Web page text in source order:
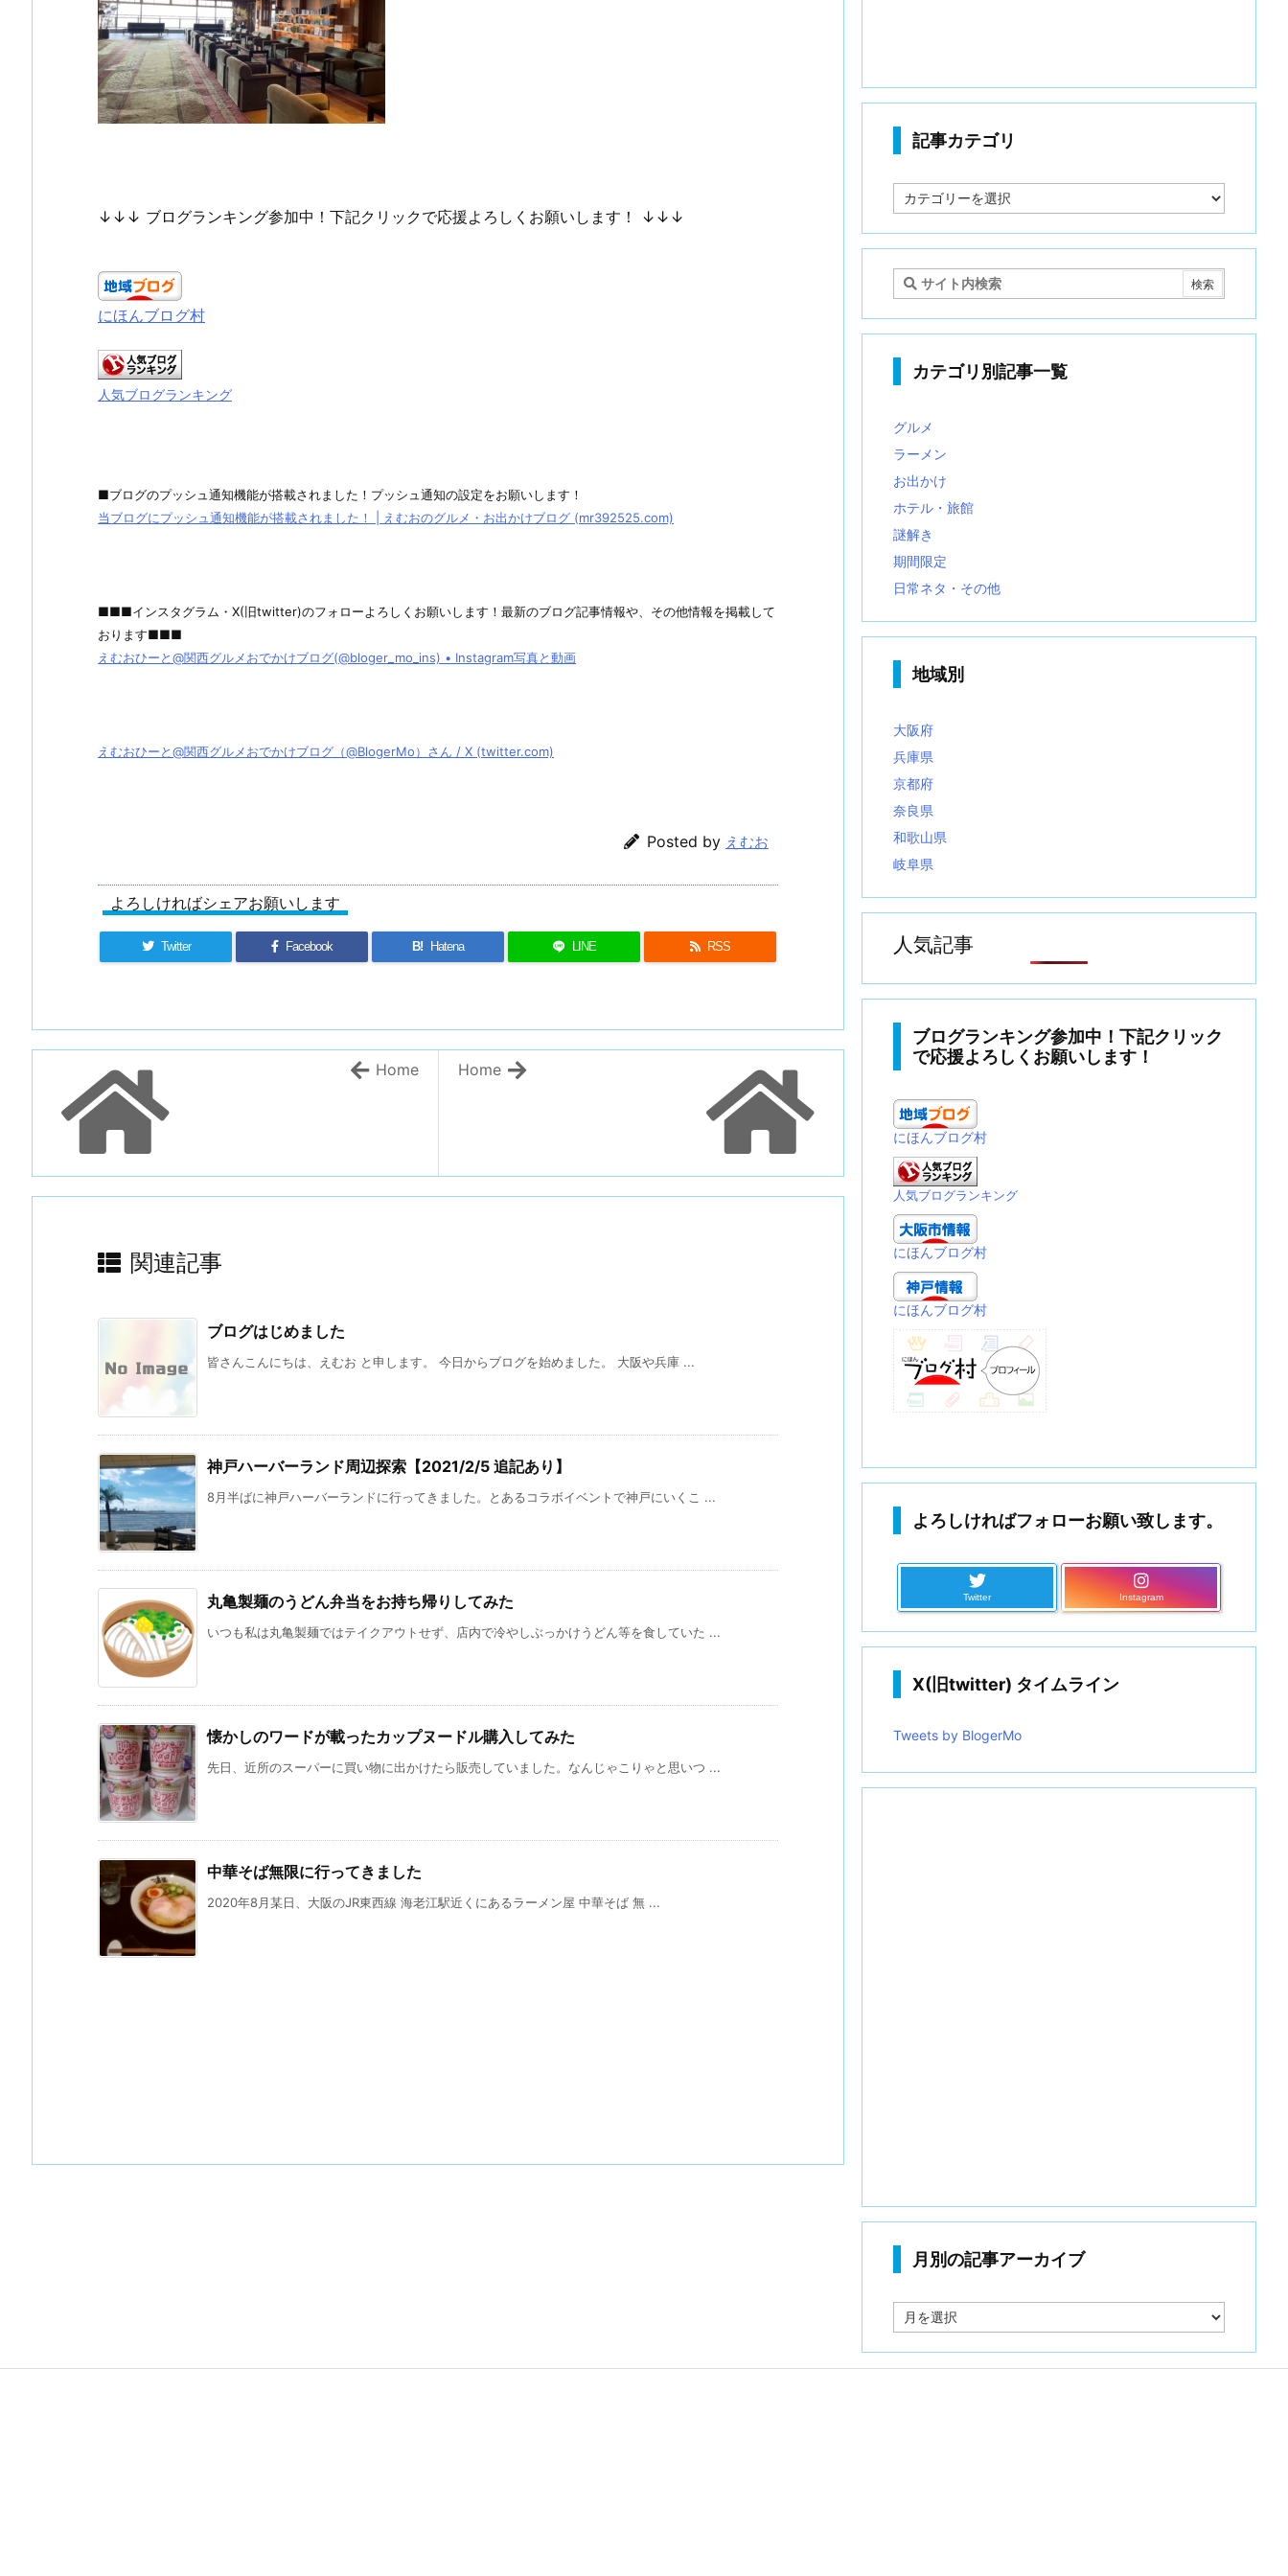
↓↓↓ ブログランキング参加中！下記クリックで応援よろしくお願いします！ ↓↓↓
にほんブログ村
人気ブログランキング
■ブログのプッシュ通知機能が搭載されました！プッシュ通知の設定をお願いします！
当ブログにプッシュ通知機能が搭載されました！ | えむおのグルメ・お出かけブログ (mr392525.com)
■■■インスタグラム・X(旧twitter)のフォローよろしくお願いします！最新のブログ記事情報や、その他情報を掲載して
おります■■■
えむおひーと@関西グルメおでかけブログ(@bloger_mo_ins) • Instagram写真と動画
えむおひーと@関西グルメおでかけブログ（@BlogerMo）さん / X (twitter.com)
Posted by えむお
よろしければシェアお願いします
Twitter Facebook B! Hatena LINE RSS
Home
Home
関連記事
ブログはじめました
皆さんこんにちは、えむお と申します。 今日からブログを始めました。 大阪や兵庫 ...
神戸ハーバーランド周辺探索【2021/2/5 追記あり】
8月半ばに神戸ハーバーランドに行ってきました。とあるコラボイベントで神戸にいくこ ...
丸亀製麺のうどん弁当をお持ち帰りしてみた
いつも私は丸亀製麺ではテイクアウトせず、店内で冷やしぶっかけうどん等を食していた ...
懐かしのワードが載ったカップヌードル購入してみた
先日、近所のスーパーに買い物に出かけたら販売していました。なんじゃこりゃと思いつ ...
中華そば無限に行ってきました
2020年8月某日、大阪のJR東西線 海老江駅近くにあるラーメン屋 中華そば 無 ...
記事カテゴリ
事
テ
リ
カテゴリ別記事一覧
グルメ
ラーメン
お出かけ
ホテル・旅館
謎解き
期間限定
日常ネタ・その他
地域別
大阪府
兵庫県
京都府
奈良県
和歌山県
岐阜県
人気記事
ブログランキング参加中！下記クリック
で応援よろしくお願いします！
にほんブログ村
人気ブログランキング
にほんブログ村
にほんブログ村
よろしければフォローお願い致します。
Twitter Instagram
X(旧twitter) タイムライン
Tweets by BlogerMo
月別の記事アーカイブ
別
記